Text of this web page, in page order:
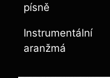
písně
Instrumentální
aranžmá